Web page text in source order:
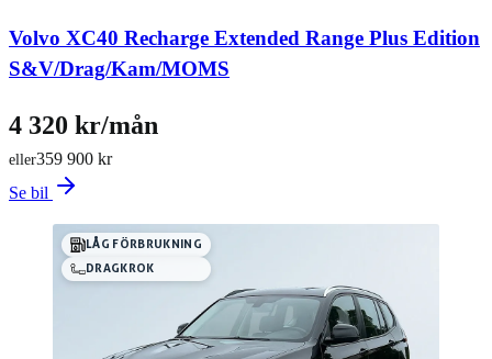
Volvo XC40 Recharge Extended Range Plus Edition
S&V/Drag/Kam/MOMS
359 900 kr
eller
4 320 kr/mån
Se bil
LÅG FÖRBRUKNING
DRAGKROK